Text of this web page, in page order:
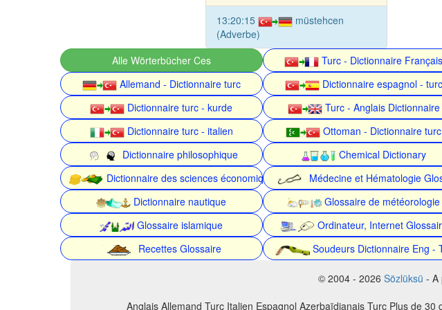
13:20:15
müstehcen
(Adverbe)
Alle Wörterbücher Ces Turc - Dictionnaire Français
Allemand - Dictionnaire turc
Dictionnaire espagnol - turc
Dictionnaire turc - kurde
Turc - Anglais Dictionnaire
Dictionnaire turc - italien
Ottoman - Dictionnaire turc
Dictionnaire philosophique
Chemical Dictionary
Dictionnaire des sciences économiques
Médecine et Hématologie
Dictionnaire nautique
Glossaire de météorologie
Glossaire islamique
Ordinateur, Internet
Recettes Glossaire
Soudeurs Dictionnaire Eng -
© 2004 - 2026 Sözlüksü - A
Anglais Allemand Turc Italien Espagnol Azerbaïdjanais Turc Plus de